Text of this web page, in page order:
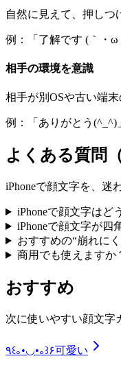
自然に見えて、押しつ
例：「了解です (｀・ω
相手の環境を意識
相手が別OSや古い端
例：「ありがとう(^_^)
よくある質問
iPhoneで顔文字を、迷
iPhoneで顔文字はど
iPhoneで顔文字が四
おすすめの“崩れに
商用でも使えますか
おすすめ
次に使いやすい顔文字
٩꒰｡•◡•｡꒱۶可愛い